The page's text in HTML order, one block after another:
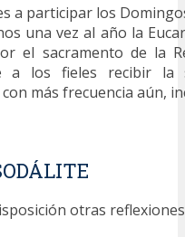
a participar los
una vez al año la
el sacramento de la
a los fieles recibir la
más frecuencia aún,
otras